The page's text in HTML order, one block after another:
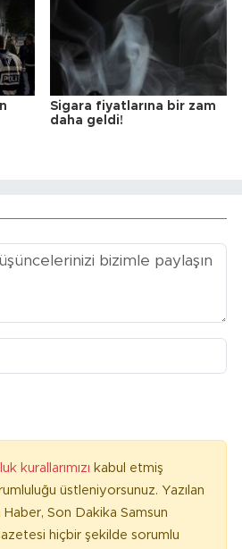
Sigara fiyatlarına bir zam
daha geldi!
kurallarımızı kabul etmiş
üstleniyorsunuz. Yazılan
Son Dakika Samsun
hiçbir şekilde sorumlu